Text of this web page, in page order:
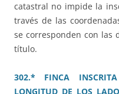
catastral no impide la
través de las
se corresponden con las
título.
302.* FINCA
LONGITUD DE LOS